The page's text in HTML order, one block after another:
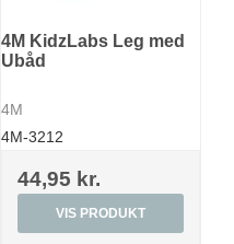
4M KidzLabs Leg med
Ubåd
4M
4M-3212
44,95 kr.
VIS PRODUKT